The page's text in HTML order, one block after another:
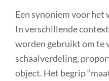
Een synoniem voor het
In verschillende
worden gebruikt om te
schaalverdeling,
object. Het begrip